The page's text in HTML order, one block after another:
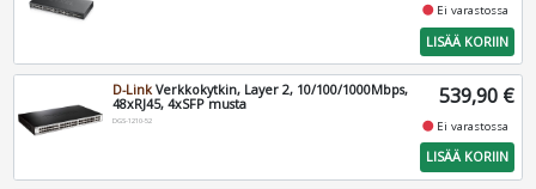
fiber_manual_record Ei varastossa
LISÄÄ KORIIN
D-Link Verkkokytkin, Layer 2, 10/100/1000Mbps,
48xRJ45, 4xSFP musta
DGS-1210-52
539,90 €
fiber_manual_record Ei varastossa
LISÄÄ KORIIN